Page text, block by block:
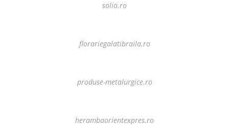
solio.ro
florariegalatibraila.ro
produse-metalurgice.ro
herambaorientexpres.ro